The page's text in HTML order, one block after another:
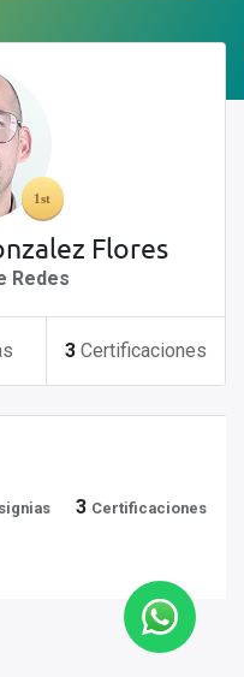
Flores
Redes
3 Certificaciones
3 Certificaciones